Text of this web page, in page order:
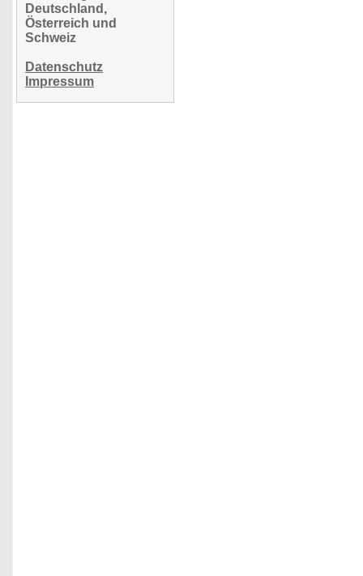
Deutschland,
Österreich und
Schweiz
Datenschutz
Impressum